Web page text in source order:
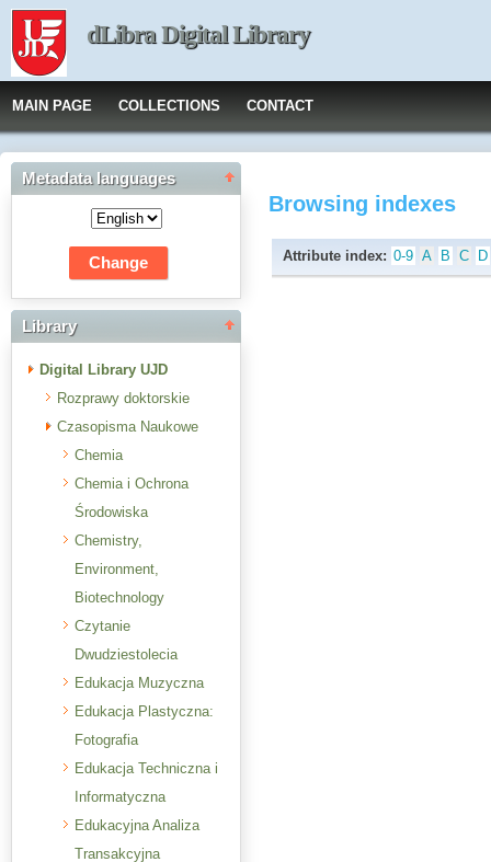
dLibra Digital Library
MAIN PAGE COLLECTIONS CONTACT
Metadata languages
Library
Digital Library UJD
Rozprawy doktorskie
Czasopisma Naukowe
Chemia
Chemia i Ochrona
Środowiska
Chemistry,
Environment,
Biotechnology
Czytanie
Dwudziestolecia
Edukacja Muzyczna
Edukacja Plastyczna:
Fotografia
Edukacja Techniczna i
Informatyczna
Edukacyjna Analiza
Transakcyjna
Browsing indexes
Attribute index: 0-9 A B C D